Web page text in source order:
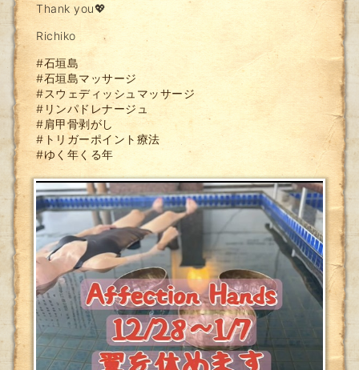
Thank you💖
Richiko
#石垣島
#石垣島マッサージ
#スウェディッシュマッサージ
#リンパドレナージュ
#肩甲骨剥がし
#トリガーポイント療法
#ゆく年くる年